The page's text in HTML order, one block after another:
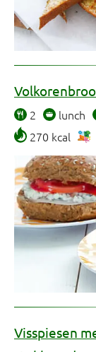
2 lunch
270 kcal
Visspiesen